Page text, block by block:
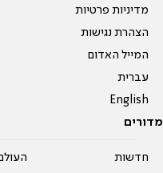
מדיניות פרטיות
הצהרת נגישות
המייל האדום
עברית
English
מדורים
חדשות